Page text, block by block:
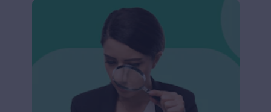
Políticas de selección de personal: ¿cuáles son las